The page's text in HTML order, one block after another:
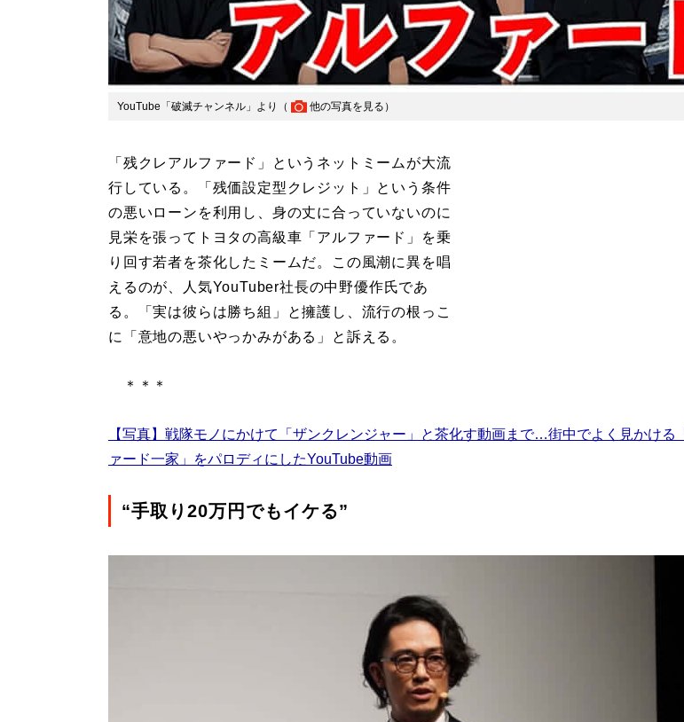
YouTube「破滅チャンネル」より（ 他の写真を見る ）
「残クレアルファード」というネットミームが大流
行している。「残価設定型クレジット」という条件
の悪いローンを利用し、身の丈に合っていないのに
見栄を張ってトヨタの高級車「アルファード」を乗
り回す若者を茶化したミームだ。この風潮に異を唱
えるのが、人気YouTuber社長の中野優作氏であ
る。「実は彼らは勝ち組」と擁護し、流行の根っこ
に「意地の悪いやっかみがある」と訴える。
＊＊＊
【写真】戦隊モノにかけて「ザンクレンジャー」と茶化す動画まで…街中でよく見かける
ァード一家」をパロディにしたYouTube動画
“手取り20万円でもイケる”